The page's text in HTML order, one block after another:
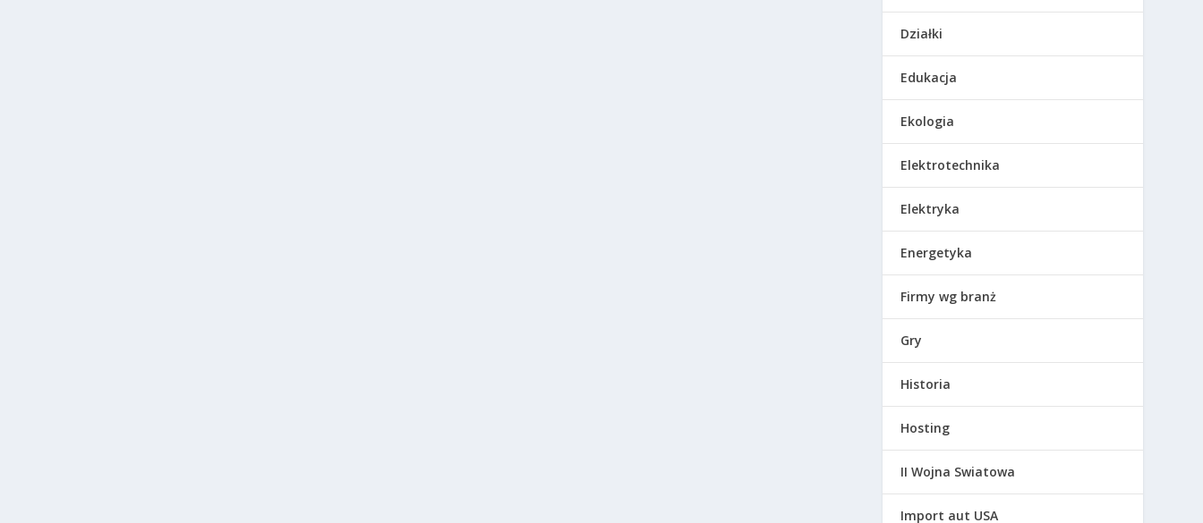
Działki
Edukacja
Ekologia
Elektrotechnika
Elektryka
Energetyka
Firmy wg branż
Gry
Historia
Hosting
II Wojna Swiatowa
Import aut USA